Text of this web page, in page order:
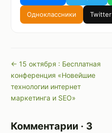
Одноклассники Twitter
← 15 октября : Бесплатная
конференция «Новейшие
технологии интернет
маркетинга и SEO»
Комментарии · 3